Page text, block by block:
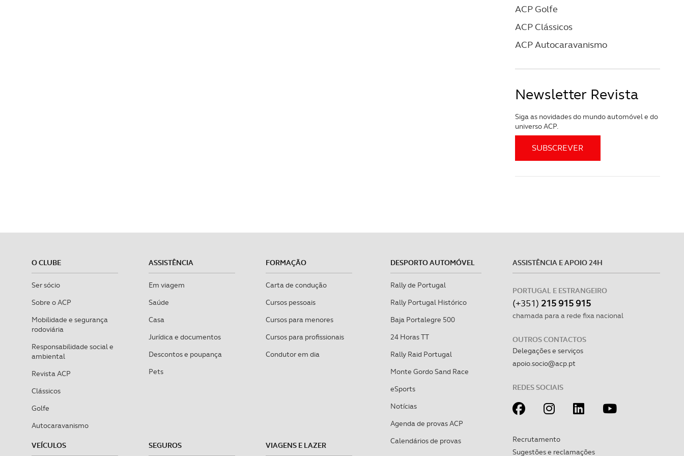
ACP Golfe
ACP Clássicos
ACP Autocaravanismo
Newsletter Revista
Siga as novidades do mundo automóvel e do
universo ACP.
O CLUBE
Ser sócio
Sobre o ACP
Mobilidade e segurança
rodoviária
Responsabilidade social e
ambiental
Revista ACP
Clássicos
Golfe
Autocaravanismo
ASSISTÊNCIA
Em viagem
Saúde
Casa
Jurídica e documentos
Descontos e poupança
Pets
FORMAÇÃO
Carta de condução
Cursos pessoais
Cursos para menores
Cursos para profissionais
Condutor em dia
VEÍCULOS SEGUROS VIAGENS E LAZER
DESPORTO AUTOMÓVEL
Rally de Portugal
Rally Portugal Histórico
Baja Portalegre 500
24 Horas TT
Rally Raid Portugal
Monte Gordo Sand Race
eSports
Notícias
Agenda de provas ACP
Calendários de provas
ASSISTÊNCIA E APOIO 24H
PORTUGAL E ESTRANGEIRO
(+351) 215 915 915
chamada para a rede fixa nacional
OUTROS CONTACTOS
Delegações e serviços
apoio.socio@acp.pt
REDES SOCIAIS
Recrutamento
Sugestões e reclamações